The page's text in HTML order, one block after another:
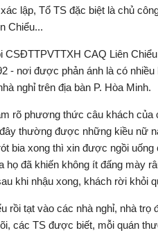
lập, Tổ TS đặc biệt là chủ
Chiểu...
CSĐTTPVTTXH CAQ Liên
- nơi được phản ánh là có
nghỉ trên địa bàn P. Hòa Minh.
rõ phương thức câu khách của
thường được những kiều nữ
bia xong thì xin được ngồi
đã khiến không ít đấng mày
khi nhậu xong, khách rời khỏi
rồi tạt vào các nhà nghỉ, nhà
các TS được biết, mỗi quán